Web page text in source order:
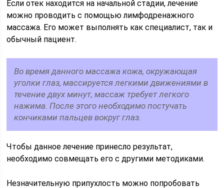
Если отек находится на начальной стадии, лечение
можно проводить с помощью лимфодренажного
массажа. Его может выполнять как специалист, так и
обычный пациент.
Во время данного массажа кожа, окружающая
уголки глаз, массируется легкими движениями в
течение двух минут, массаж требует легкого
нажима. После этого необходимо постучать
кончиками пальцев вокруг глаз.
Чтобы данное лечение принесло результат,
необходимо совмещать его с другими методиками.
Незначительную припухлость можно попробовать